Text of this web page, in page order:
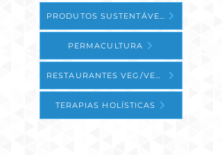
PRODUTOS SUSTENTÁVEIS
PERMACULTURA
RESTAURANTES VEG/VEGE
TERAPIAS HOLÍSTICAS